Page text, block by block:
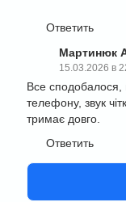
Ответить
Мартинюк
15.03.2026 в
Все сподобалося,
телефону, звук
тримає довго.
Ответить